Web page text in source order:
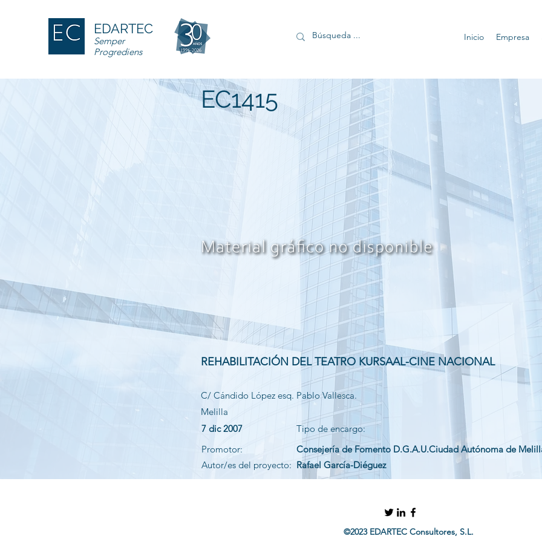
EDARTEC
Semper
Progrediens
Inicio Empresa
EC1415
REHABILITACIÓN DEL TEATRO KURSAAL-CINE NACIONAL
C/ Cándido López esq. Pablo Vallesca.
Melilla
7 dic 2007
Promotor:
Autor/es del proyecto:
Tipo de encargo:
Consejería de Fomento D.G.A.U.Ciudad Autónoma de
Rafael García-Diéguez
©2023 EDARTEC Consultores, S.L.